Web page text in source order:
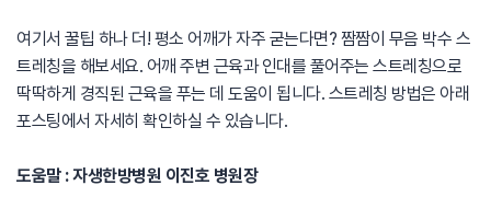
여기서 꿀팁 하나 더! 평소 어깨가 자주 굳는다면? 짬짬이 무음 박수 스
트레칭을 해보세요. 어깨 주변 근육과 인대를 풀어주는 스트레칭으로
딱딱하게 경직된 근육을 푸는 데 도움이 됩니다. 스트레칭 방법은 아래
포스팅에서 자세히 확인하실 수 있습니다.
도움말 : 자생한방병원 이진호 병원장